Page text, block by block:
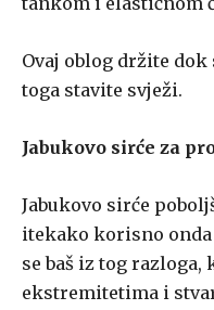
Ovaj oblog držite dok
toga stavite svježi.
Jabukovo sirće za
Jabukovo sirće
itekako korisno onda
se baš iz tog
ekstremitetima i